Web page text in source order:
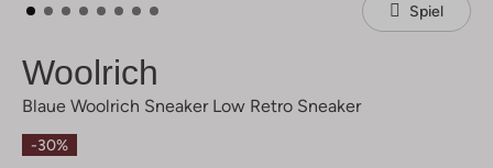
Spiel
Woolrich
Blaue Woolrich Sneaker Low Retro Sneaker
-30%